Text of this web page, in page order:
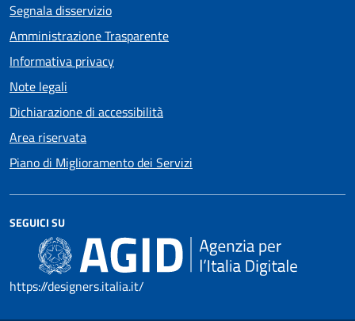
Segnala disservizio
Amministrazione Trasparente
Informativa privacy
Note legali
Dichiarazione di accessibilità
Area riservata
Piano di Miglioramento dei Servizi
SEGUICI SU
https://designers.italia.it/